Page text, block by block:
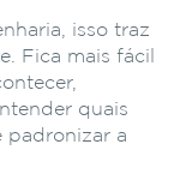
isso traz
Fica mais fácil
quais
padronizar a